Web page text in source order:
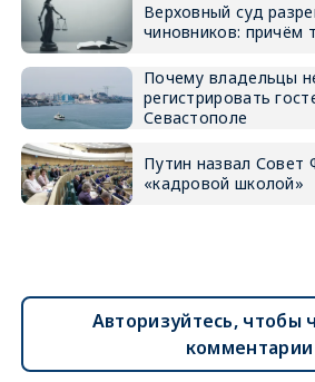
Верховный суд
чиновников: причём
Почему владельцы
регистрировать
Севастополе
Путин назвал Совет
«кадровой школой»
Авторизуйтесь, чтобы
комментарии